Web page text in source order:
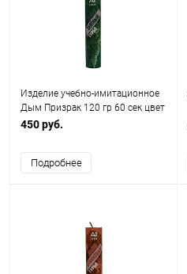
Изделие учебно-имитационное
Дым Призрак 120 гр 60 сек цвет
зеленый A2 tech
450 руб.
Подробнее